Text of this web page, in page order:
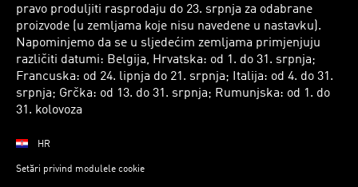
pravo produljiti rasprodaju do 23. srpnja za odabrane
proizvode (u zemljama koje nisu navedene u nastavku).
Napominjemo da se u sljedećim zemljama primjenjuju
različiti datumi: Belgija, Hrvatska: od 1. do 31. srpnja;
Francuska: od 24. lipnja do 21. srpnja; Italija: od 4. do 31.
srpnja; Grčka: od 13. do 31. srpnja; Rumunjska: od 1. do
31. kolovoza
HR
Setări privind modulele cookie